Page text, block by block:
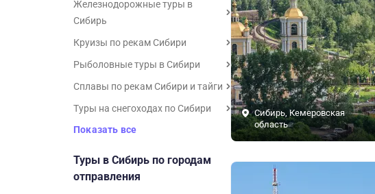
Железнодорожные туры в
Сибирь
Круизы по рекам Сибири
Рыболовные туры в Сибири
Сплавы по рекам Сибири и тайги
Туры на снегоходах по Сибири
Показать все
Туры в Сибирь по городам
отправления
Сибирь, Кемеровская
область